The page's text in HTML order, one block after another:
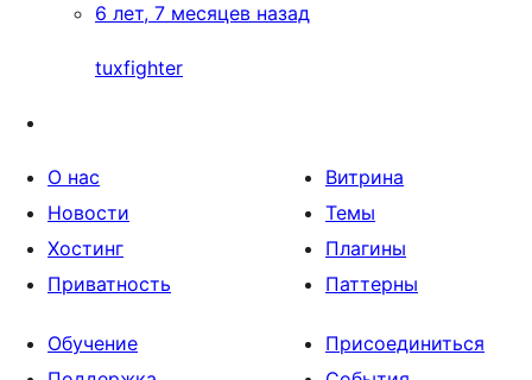
6 лет, 7 месяцев назад
tuxfighter
О нас
Новости
Хостинг
Приватность
Витрина
Темы
Плагины
Паттерны
Обучение
Присоединиться